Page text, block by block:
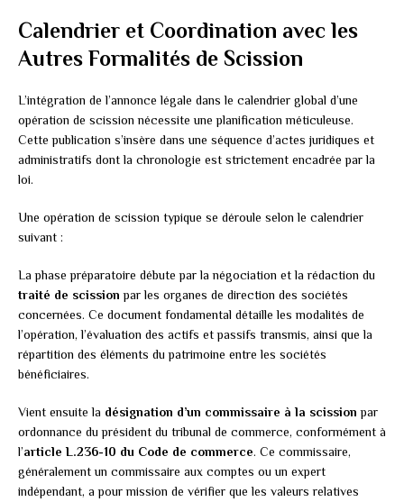
Calendrier et Coordination avec les
Autres Formalités de Scission
L’intégration de l’annonce légale dans le calendrier global d’une
opération de scission nécessite une planification méticuleuse.
Cette publication s’insère dans une séquence d’actes juridiques et
administratifs dont la chronologie est strictement encadrée par la
loi.
Une opération de scission typique se déroule selon le calendrier
suivant :
La phase préparatoire débute par la négociation et la rédaction du
traité de scission par les organes de direction des sociétés
concernées. Ce document fondamental détaille les modalités de
l’opération, l’évaluation des actifs et passifs transmis, ainsi que la
répartition des éléments du patrimoine entre les sociétés
bénéficiaires.
Vient ensuite la désignation d’un commissaire à la scission par
ordonnance du président du tribunal de commerce, conformément à
l’article L.236-10 du Code de commerce. Ce commissaire,
généralement un commissaire aux comptes ou un expert
indépendant, a pour mission de vérifier que les valeurs relatives